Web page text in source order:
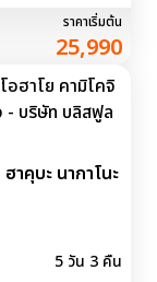
ราคาเริ่มต้น
25,990
าคุบะ นากาโนะ
5 วัน 3 คืน